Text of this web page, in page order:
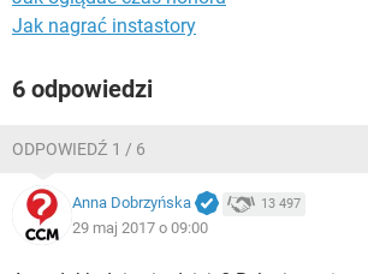
Jak nagrać instastory
6 odpowiedzi
ODPOWIEDŹ 1 / 6
Anna Dobrzyńska 13 497
29 maj 2017 o 09:00